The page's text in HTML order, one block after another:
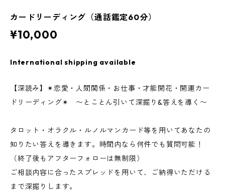
カードリーディング（通話鑑定60分）
¥10,000
International shipping available
【深読み】✴︎恋愛・人間関係・お仕事・才能開花・開運カー
ドリーディング✴︎ 〜とことん引いて深掘り&答えを導く〜
タロット・オラクル・ルノルマンカード等を用いてあなたの
知りたい答えを導きます。時間内なら何件でも質問可能！
（終了後もアフターフォローは無制限）
ご相談内容に合ったスプレッドを用いて、ご納得いただける
まで深掘りします。